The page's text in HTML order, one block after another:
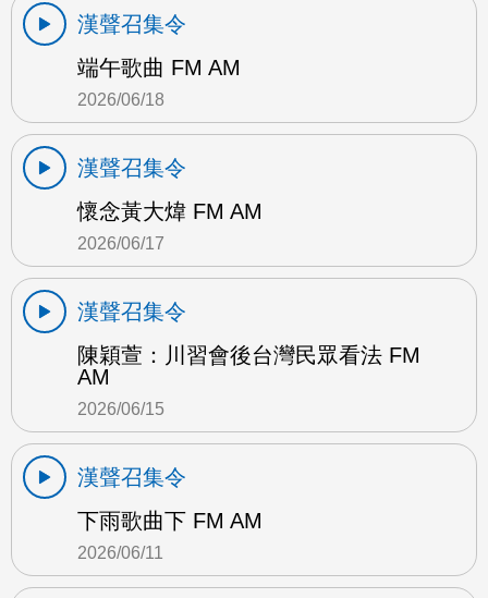
漢聲召集令
端午歌曲 FM AM
2026/06/18
漢聲召集令
懷念黃大煒 FM AM
2026/06/17
漢聲召集令
陳穎萱：川習會後台灣民眾看法 FM
AM
2026/06/15
漢聲召集令
下雨歌曲下 FM AM
2026/06/11